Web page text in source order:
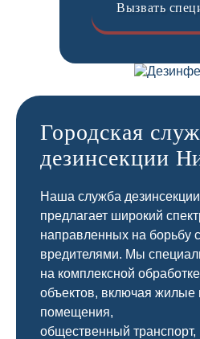
Вызвать
Городская
дезинсекции
Наша служба
предлагает широкий
направленных на борьбу
вредителями. Мы
на комплексной
объектов, включая жилые
помещения,
общественный транспорт,